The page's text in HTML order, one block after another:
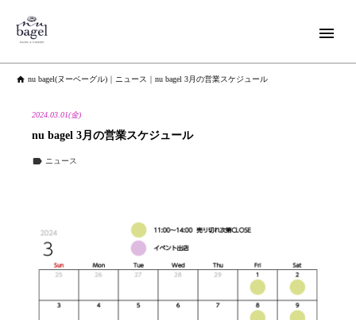

 nu bagel(ヌーベーグル) ｜ ニュース ｜ nu bagel 3月の営業スケジュール
2024.03.01(金)
nu bagel 3月の営業スケジュール
 ニュース